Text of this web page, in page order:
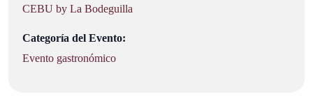
CEBU by La Bodeguilla
Categoría del Evento:
Evento gastronómico